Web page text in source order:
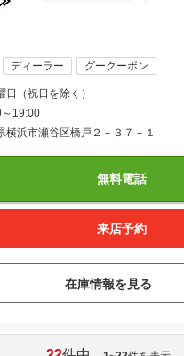
ディーラー グークーポン
日（祝日を除く）
19:00
横浜市瀬谷区橋戸２－３７－１
無料電話
来店予約